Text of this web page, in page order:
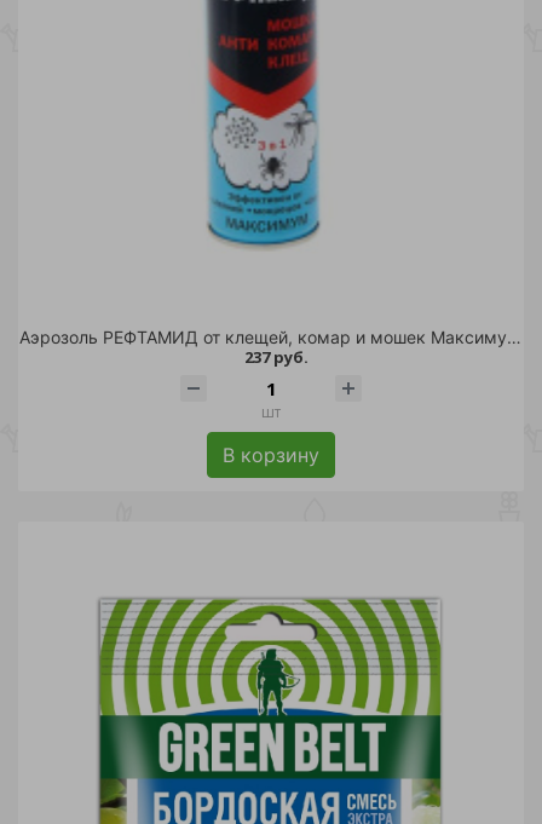
Аэрозоль РЕФТАМИД от клещей, комар и мошек Максимум 147мл/24
237 руб.
шт
В корзину